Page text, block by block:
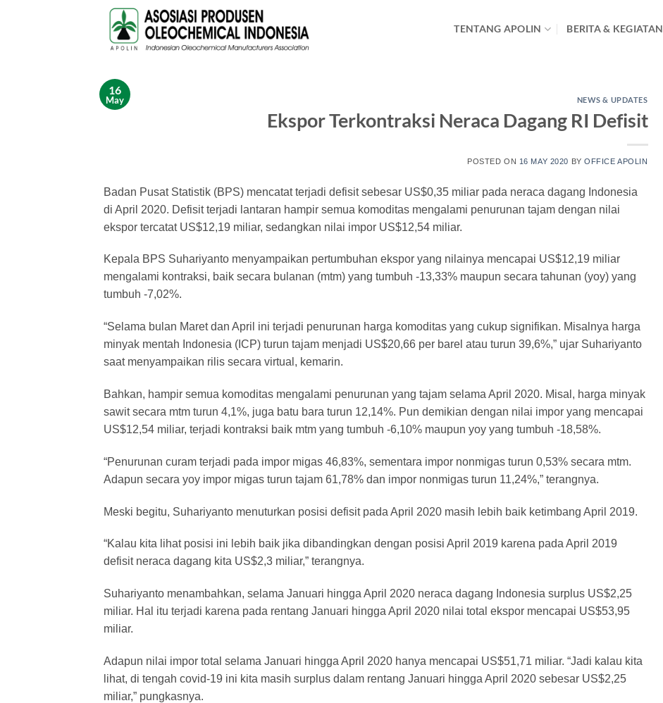
TENTANG APOLIN BERITA & KEGIATAN
16
May NEWS & UPDATES
Ekspor Terkontraksi Neraca Dagang RI Defisit
POSTED ON 16 MAY 2020 BYOFFICE APOLIN
Badan Pusat Statistik (BPS) mencatat terjadi defisit sebesar US$0,35 miliar pada neraca dagang Indonesia
di April 2020. Defisit terjadi lantaran hampir semua komoditas mengalami penurunan tajam dengan nilai
ekspor tercatat US$12,19 miliar, sedangkan nilai impor US$12,54 miliar.
Kepala BPS Suhariyanto menyampaikan pertumbuhan eks­por yang nilainya mencapai US$12,19 miliar
mengalami kontraksi, baik secara bulanan (mtm) yang tumbuh -13,33% maupun secara tahunan (yoy) yang
tumbuh -7,02%.
“Selama bulan Maret dan April ini terjadi penurunan harga komoditas yang cukup signifikan. Misalnya harga
minyak mentah Indonesia (ICP) turun tajam menjadi US$20,66 per barel atau turun 39,6%,” ujar Suhariyanto
saat menyampaikan rilis secara virtual, kemarin.
Bahkan, hampir semua komoditas mengalami penurunan yang tajam selama April 2020. Misal, harga minyak
sawit secara mtm turun 4,1%, juga batu bara turun 12,14%. Pun demikian dengan nilai impor yang mencapai
US$12,54 miliar, terjadi kontraksi baik mtm yang tumbuh -6,10% maupun yoy yang tumbuh -18,58%.
“Penurunan curam terjadi pada impor migas 46,83%, sementara impor nonmigas turun 0,53% secara mtm.
Adapun secara yoy impor migas turun tajam 61,78% dan impor nonmigas turun 11,24%,” terangnya.
Meski begitu, Suhariyanto menuturkan posisi defisit pada April 2020 masih lebih baik ketimbang April 2019.
“Kalau kita lihat posisi ini lebih baik jika dibandingkan dengan posisi April 2019 karena pada April 2019
defisit neraca dagang kita US$2,3 miliar,” terangnya.
Suhariyanto menambahkan, selama Januari hingga April 2020 neraca dagang Indonesia surplus US$2,25
miliar. Hal itu terjadi karena pada rentang Januari hingga April 2020 nilai total ekspor mencapai US$53,95
miliar.
Adapun nilai impor total selama Januari hingga April 2020 hanya mencapai US$51,71 miliar. “Jadi kalau kita
lihat, di tengah covid-19 ini kita masih surplus dalam rentang Januari hingga April 2020 sebesar US$2,25
miliar,” pungkasnya.